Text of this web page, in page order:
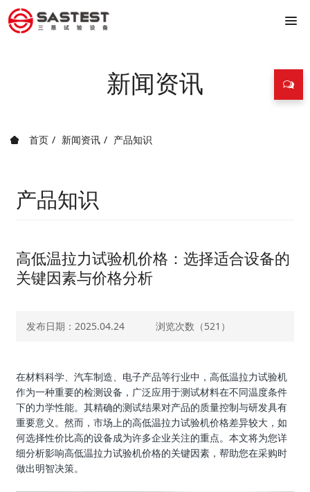
新闻资讯
首页 新闻资讯 产品知识
产品知识
高低温拉力试验机价格：选择适合设备的
关键因素与价格分析
发布日期：2025.04.24 浏览次数（521）
在材料科学、汽车制造、电子产品等行业中，高低温拉力试验机
作为一种重要的检测设备，广泛应用于测试材料在不同温度条件
下的力学性能。其精确的测试结果对产品的质量控制与研发具有
重要意义。然而，市场上的高低温拉力试验机价格差异较大，如
何选择性价比高的设备成为许多企业关注的重点。本文将为您详
细分析影响高低温拉力试验机价格的关键因素，帮助您在采购时
做出明智决策。